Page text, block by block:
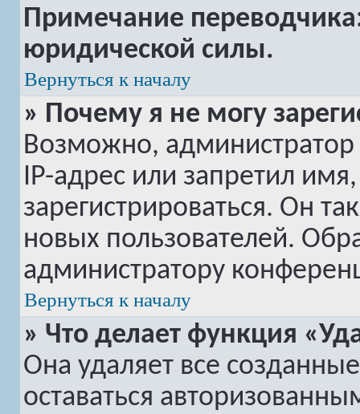
Примечание
юридической силы.
Вернуться к началу
» Почему я не могу
Возможно,
IP-адрес или запретил
зарегистрироваться. Он
новых пользователей.
администратору
Вернуться к началу
» Что делает функция
Она удаляет все
оставаться